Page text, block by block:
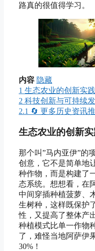
路真的很值得学习。
内容 隐藏
1 生态农业的创新实践
2 科技创新与可持续
2.1 🔄 更多历史资讯推
生态农业的创新
那个叫”马内亚伊”的
创意，它不是简单地
种作物，而是构建了
态系统。想想看，在
中间穿插种植菠萝、
生树种，这样既保护
性，又提高了整体产
种植模式比单一作物
了，难怪当地阿萨伊
30%！